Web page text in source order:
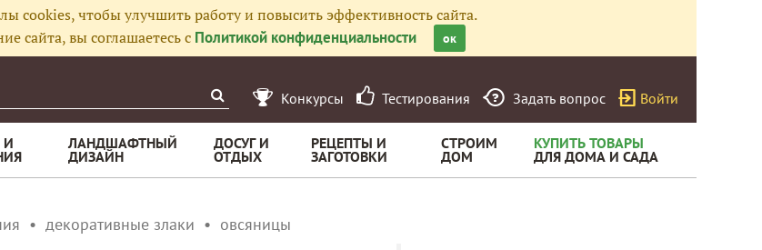
cookies, чтобы улучшить работу и повысить эффективность сайта.
сайта, вы соглашаетесь с Политикой конфиденциальности ок
Конкурсы Тестирования Задать вопрос Войти
И ЛАНДШАФТНЫЙ
ДИЗАЙН
ДОСУГ И
ОТДЫХ
РЕЦЕПТЫ И
ЗАГОТОВКИ
СТРОИМ
ДОМ
КУПИТЬ ТОВАРЫ
ДЛЯ ДОМА И САДА
декоративные злаки овсяницы